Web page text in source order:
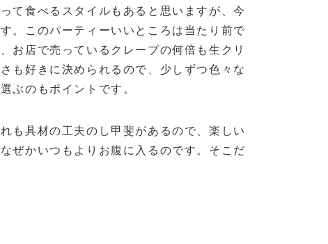
て食べるスタイルもあると思いますが、今
。このパーティーいいところは当たり前で
お店で売っているクレープの何倍も生クリ
も好きに決められるので、少しずつ色々な
ぶのもポイントです。
も具材の工夫のし甲斐があるので、楽しい
ぜかいつもよりお腹に入るのです。そこだ